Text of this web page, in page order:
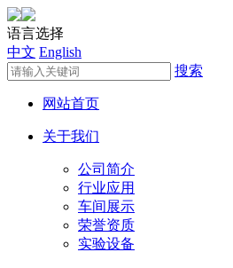
语言选择
中文 English
搜索
网站首页
关于我们
公司简介
行业应用
车间展示
荣誉资质
实验设备